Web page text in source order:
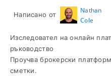
Написано от
Nathan
Cole
Изследовател на онлайн
ръководство
Проучва брокерски
сметки.